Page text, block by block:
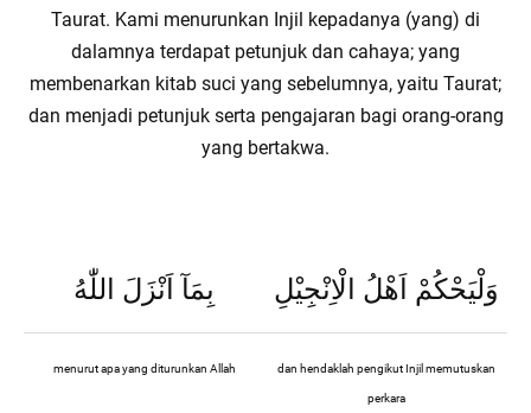
Taurat. Kami menurunkan Injil kepadanya (yang) di
dalamnya terdapat petunjuk dan cahaya; yang
membenarkan kitab suci yang sebelumnya, yaitu Taurat;
dan menjadi petunjuk serta pengajaran bagi orang-orang
yang bertakwa.
بِمَآ اَنْزَلَ اللّٰهُ وَلْيَحْكُمْ اَهْلُ الْاِنْجِيْلِ
menurut apa yang diturunkan Allah dan hendaklah pengikut Injil memutuskan
perkara